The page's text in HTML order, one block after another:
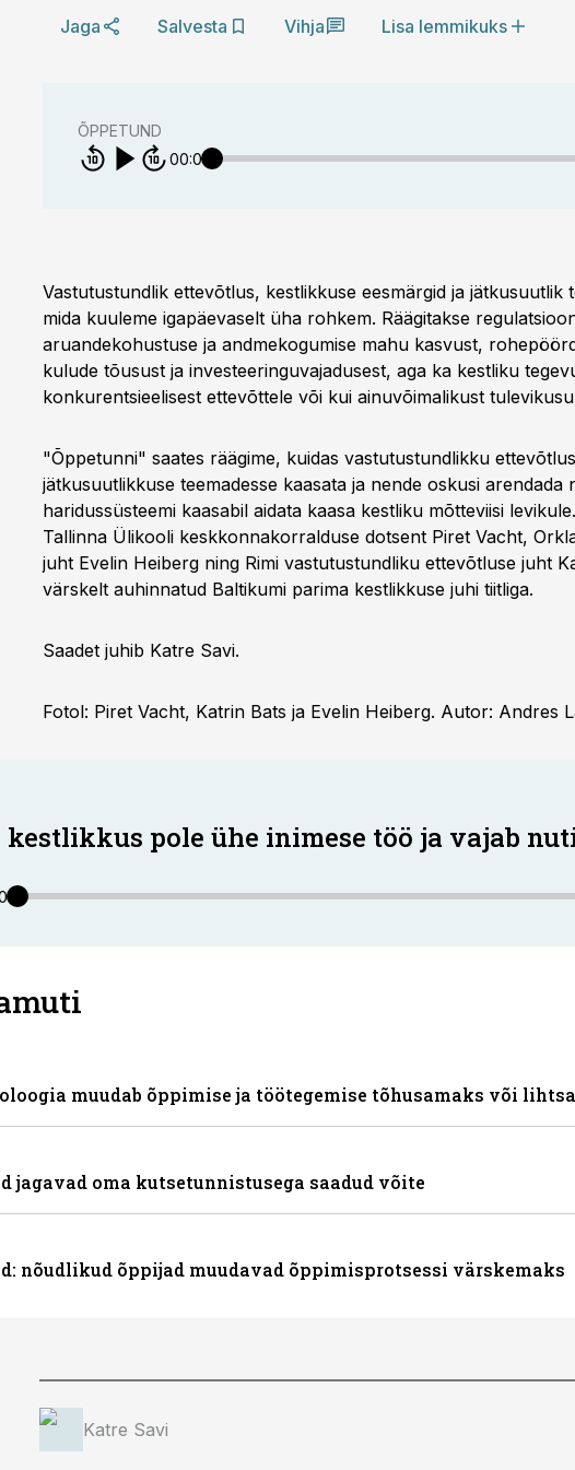
Jaga Salvesta Vihja Lisa lemmikuks
ÕPPETUND
00:00
Vastutustundlik ettevõtlus, kestlikkuse eesmärgid ja jätkusuutlik
mida kuuleme igapäevaselt üha rohkem. Räägitakse
aruandekohustuse ja andmekogumise mahu kasvust,
kulude tõusust ja investeeringuvajadusest, aga ka kestliku
konkurentsieelisest ettevõttele või kui ainuvõimalikust
"Õppetunni" saates räägime, kuidas vastutustundlikku
jätkusuutlikkuse teemadesse kaasata ja nende oskusi arendada
haridussüsteemi kaasabil aidata kaasa kestliku mõtteviisi
Tallinna Ülikooli keskkonnakorralduse dotsent Piret Vacht,
juht Evelin Heiberg ning Rimi vastutustundliku ettevõtluse juht
värskelt auhinnatud Baltikumi parima kestlikkuse juhi tiitliga.
Saadet juhib Katre Savi.
Fotol: Piret Vacht, Katrin Bats ja Evelin Heiberg. Autor: Andres
pole ühe inimese töö ja vajab
muudab õppimise ja töötegemise tõhusamaks või
jagavad oma kutsetunnistusega saadud võite
nõudlikud õppijad muudavad õppimisprotsessi värskemaks
Katre Savi